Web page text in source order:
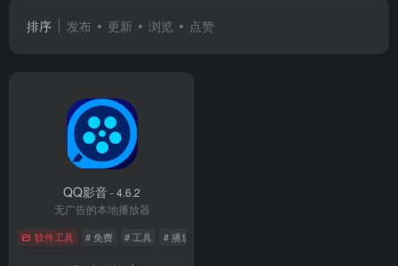
排序 发布 更新 浏览 点赞
QQ影音- 4.6.2
无广告的本地播放器
软件工具 # 免费 # 工具 # 播放器